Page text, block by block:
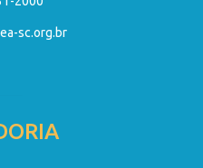
sc.org.br